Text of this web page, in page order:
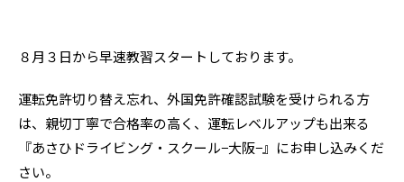
８月３日から早速教習スタートしております。
運転免許切り替え忘れ、外国免許確認試験を受けられる方
は、親切丁寧で合格率の高く、運転レベルアップも出来る
『あさひドライビング・スクール−大阪−』にお申し込みくだ
さい。